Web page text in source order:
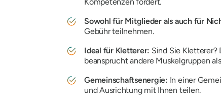
Sowohl für Mitglieder als auch für
Gebühr teilnehmen.
Ideal für Kletterer: Sind Sie Kletterer?
beansprucht andere Muskelgruppen
Gemeinschaftsenergie: In einer
und Ausrichtung mit Ihnen teilen.